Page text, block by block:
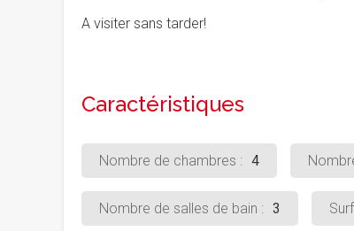
A visiter sans tarder!
Caractéristiques
Nombre de chambres : 4
Nombre de salles de bain : 3